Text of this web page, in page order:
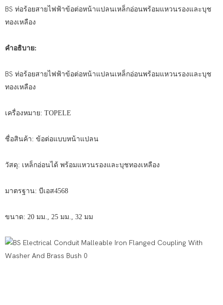
BS ท่อร้อยสายไฟฟ้าข้อต่อหน้าแปลนเหล็กอ่อนพร้อมแหวนรองและบุช
ทองเหลือง
คำอธิบาย:
BS ท่อร้อยสายไฟฟ้าข้อต่อหน้าแปลนเหล็กอ่อนพร้อมแหวนรองและบุช
ทองเหลือง
เครื่องหมาย: TOPELE
ชื่อสินค้า: ข้อต่อแบบหน้าแปลน
วัสดุ: เหล็กอ่อนได้ พร้อมแหวนรองและบุชทองเหลือง
มาตรฐาน: บีเอส4568
ขนาด: 20 มม., 25 มม., 32 มม